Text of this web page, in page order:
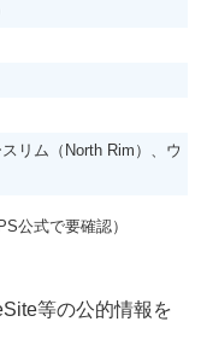
リム（North Rim）、ウ
公式で要確認）
等の公的情報を